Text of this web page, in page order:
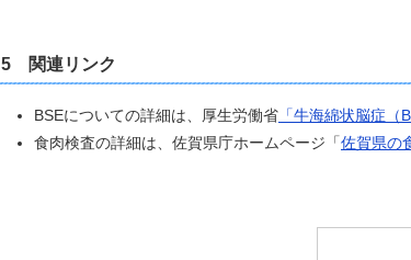
5 関連リンク
BSEについての詳細は、厚生労働省 「牛海綿状脳症（
食肉検査の詳細は、佐賀県庁ホームページ「佐賀県の